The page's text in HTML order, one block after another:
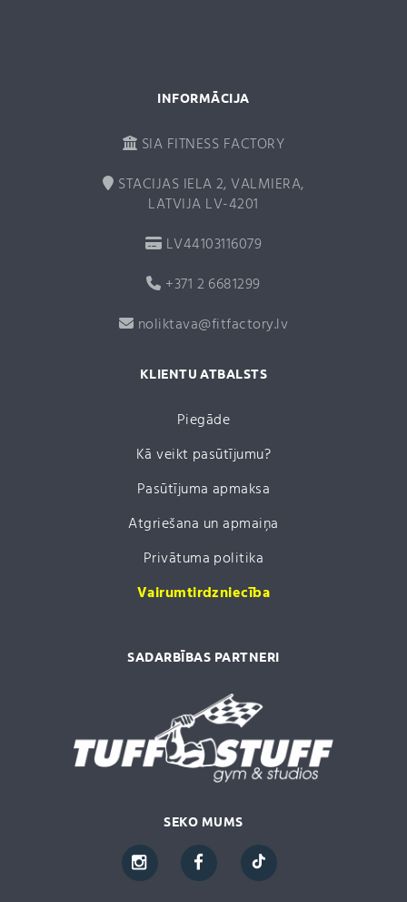
INFORMĀCIJA
SIA FITNESS FACTORY
STACIJAS IELA 2, VALMIERA,
LATVIJA LV-4201
LV44103116079
+371 2 6681299
noliktava@fitfactory.lv
KLIENTU ATBALSTS
Piegāde
Kā veikt pasūtījumu?
Pasūtījuma apmaksa
Atgriešana un apmaiņa
Privātuma politika
Vairumtirdzniecība
SADARBĪBAS PARTNERI
SEKO MUMS